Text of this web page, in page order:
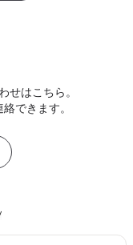
せはこちら。
できます。